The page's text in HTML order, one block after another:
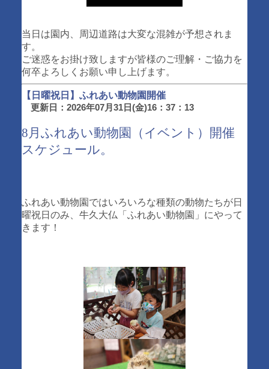
当日は園内、周辺道路は大変な混雑が予想されま
す。
ご迷惑をお掛け致しますが皆様のご理解・ご協力を
何卒よろしくお願い申し上げます。
【日曜祝日】ふれあい動物園開催
更新日：2026年07月31日(金)16：37：13
8月ふれあい動物園（イベント）開催
スケジュール。
ふれあい動物園ではいろいろな種類の動物たちが日
曜祝日のみ、牛久大仏「ふれあい動物園」にやって
きます！